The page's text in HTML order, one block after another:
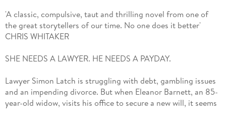
'A classic, compulsive, taut and thrilling novel from one of
the great storytellers of our time. No one does it better'
CHRIS WHITAKER
SHE NEEDS A LAWYER. HE NEEDS A PAYDAY.
Lawyer Simon Latch is struggling with debt, gambling issues
and an impending divorce. But when Eleanor Barnett, an 85-
year-old widow, visits his office to secure a new will, it seems